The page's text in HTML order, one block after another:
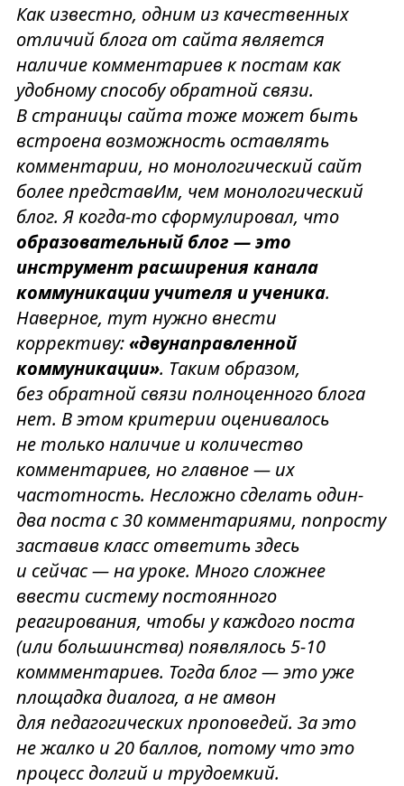
Как известно, одним из качественных
отличий блога от сайта является
наличие комментариев к постам как
удобному способу обратной связи.
В страницы сайта тоже может быть
встроена возможность оставлять
комментарии, но монологический сайт
более представИм, чем монологический
блог. Я когда-то сформулировал, что
образовательный блог — это
инструмент расширения канала
коммуникации учителя и ученика.
Наверное, тут нужно внести
коррективу:«двунаправленной
коммуникации». Таким образом,
без обратной связи полноценного блога
нет. В этом критерии оценивалось
не только наличие и количество
комментариев, но главное — их
частотность. Несложно сделать один-
два поста с 30 комментариями, попросту
заставив класс ответить здесь
и сейчас — на уроке. Много сложнее
ввести систему постоянного
реагирования, чтобы у каждого поста
(или большинства) появлялось 5-10
коммментариев. Тогда блог — это уже
площадка диалога, а не амвон
для педагогических проповедей. За это
не жалко и 20 баллов, потому что это
процесс долгий и трудоемкий.